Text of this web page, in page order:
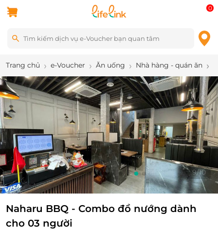
0
Trang chủ e-Voucher Ăn uống Nhà hàng - quán ăn
9/10
Naharu BBQ - Combo đồ nướng dành
cho 03 người